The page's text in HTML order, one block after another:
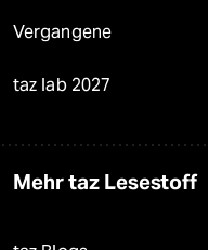
Vergangene
taz lab 2027
Mehr taz Lesestoff